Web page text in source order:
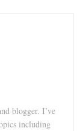
blogger. I’ve
including